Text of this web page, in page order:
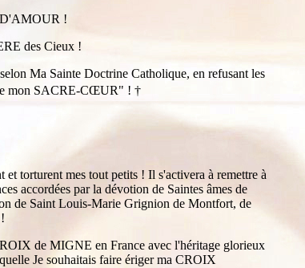
D'AMOUR !
des Cieux !
Ma Sainte Doctrine Catholique, en refusant les
de mon SACRE-CŒUR" ! †
torturent mes tout petits ! Il s'activera à remettre à
accordées par la dévotion de Saintes âmes de
de Saint Louis-Marie Grignion de Montfort, de
de MIGNE en France avec l'héritage glorieux
Je souhaitais faire ériger ma CROIX